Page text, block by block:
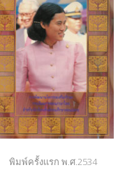
พิมพ์ครั้งแรก พ.ศ.2534